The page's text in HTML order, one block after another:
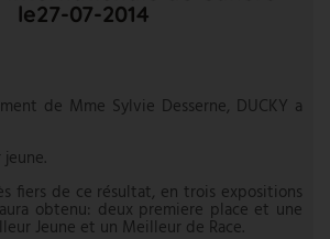
VIDÉOS
le27-07-2014
de Mme Sylvie Desserne, DUCKY a
fiers de ce résultat, en trois expositions
obtenu: deux premiere place et une
Jeune et un Meilleur de Race.